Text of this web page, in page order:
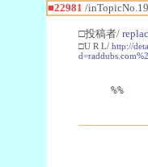
■22981 /
□投稿者/
□U R L/ http://
%%